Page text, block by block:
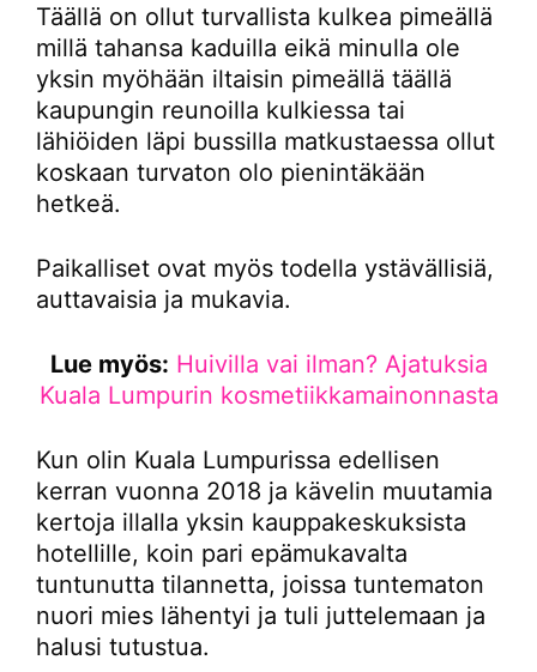
Täällä on ollut turvallista kulkea pimeällä
millä tahansa kaduilla eikä minulla ole
yksin myöhään iltaisin pimeällä täällä
kaupungin reunoilla kulkiessa tai
lähiöiden läpi bussilla matkustaessa ollut
koskaan turvaton olo pienintäkään
hetkeä.
Paikalliset ovat myös todella ystävällisiä,
auttavaisia ja mukavia.
Lue myös: Huivilla vai ilman? Ajatuksia
Kuala Lumpurin kosmetiikkamainonnasta
Kun olin Kuala Lumpurissa edellisen
kerran vuonna 2018 ja kävelin muutamia
kertoja illalla yksin kauppakeskuksista
hotellille, koin pari epämukavalta
tuntunutta tilannetta, joissa tuntematon
nuori mies lähentyi ja tuli juttelemaan ja
halusi tutustua.